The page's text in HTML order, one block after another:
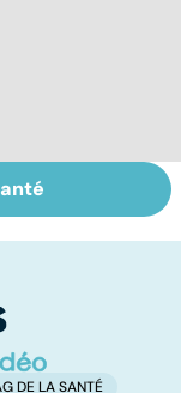
sur
DE LA SANTÉ